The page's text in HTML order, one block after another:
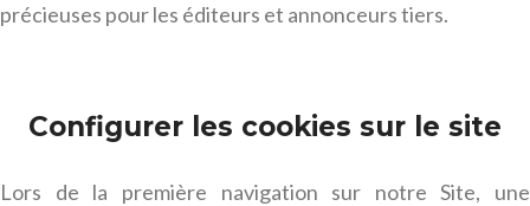
précieuses pour les éditeurs et annonceurs tiers.
Configurer les cookies sur le site
Lors de la première navigation sur notre Site, une